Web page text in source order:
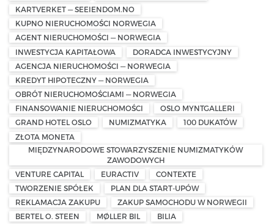
KARTVERKET — SEEIENDOM.NO
KUPNO NIERUCHOMOŚCI NORWEGIA
AGENT NIERUCHOMOŚCI — NORWEGIA
INWESTYCJA KAPITAŁOWA
DORADCA INWESTYCYJNY
AGENCJA NIERUCHOMOŚCI — NORWEGIA
KREDYT HIPOTECZNY — NORWEGIA
OBRÓT NIERUCHOMOŚCIAMI — NORWEGIA
FINANSOWANIE NIERUCHOMOŚCI
OSLO MYNTGALLERI
GRAND HOTEL OSLO
NUMIZMATYKA
100 DUKATÓW
ZŁOTA MONETA
MIĘDZYNARODOWE STOWARZYSZENIE NUMIZMATYKÓW
ZAWODOWYCH
VENTURE CAPITAL
EURACTIV
CONTEXTE
TWORZENIE SPÓŁEK
PLAN DLA START-UPÓW
REKLAMACJA ZAKUPU
ZAKUP SAMOCHODU W NORWEGII
BERTEL O. STEEN
MØLLER BIL BILIA